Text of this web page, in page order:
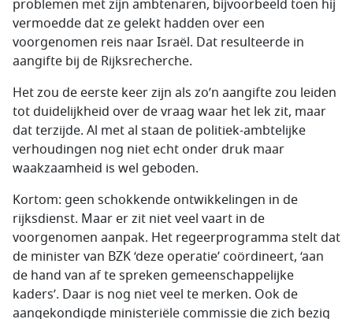
problemen met zijn ambtenaren, bijvoorbeeld toen hij
vermoedde dat ze gelekt hadden over een
voorgenomen reis naar Israël. Dat resulteerde in
aangifte bij de Rijksrecherche.
Het zou de eerste keer zijn als zo’n aangifte zou leiden
tot duidelijkheid over de vraag waar het lek zit, maar
dat terzijde. Al met al staan de politiek-ambtelijke
verhoudingen nog niet echt onder druk maar
waakzaamheid is wel geboden.
Kortom: geen schokkende ontwikkelingen in de
rijksdienst. Maar er zit niet veel vaart in de
voorgenomen aanpak. Het regeerprogramma stelt dat
de minister van BZK ‘deze operatie’ coördineert, ‘aan
de hand van af te spreken gemeenschappelijke
kaders’. Daar is nog niet veel te merken. Ook de
aangekondigde ministeriële commissie die zich bezig